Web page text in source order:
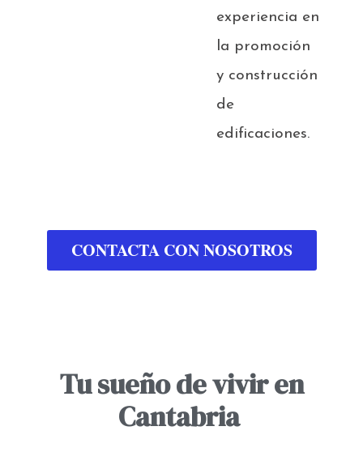
experiencia en
la promoción
y construcción
de
edificaciones.
CONTACTA CON NOSOTROS
Tu sueño de vivir en
Cantabria